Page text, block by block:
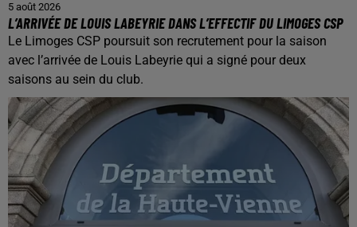
5 août 2026
L’ARRIVÉE DE LOUIS LABEYRIE DANS L’EFFECTIF DU LIMOGES CSP
Le Limoges CSP poursuit son recrutement pour la saison
avec l’arrivée de Louis Labeyrie qui a signé pour deux
saisons au sein du club.